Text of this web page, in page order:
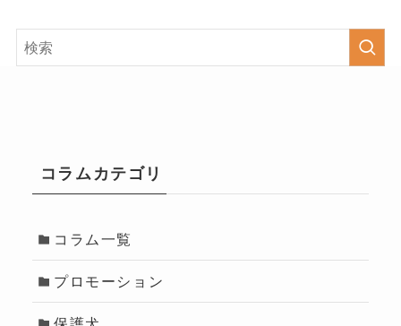
コラムカテゴリ
コラム一覧
プロモーション